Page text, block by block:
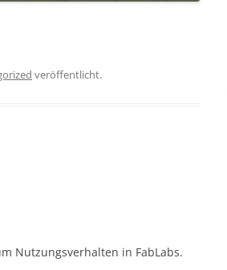
veröffentlicht.
Nutzungsverhalten in FabLabs.